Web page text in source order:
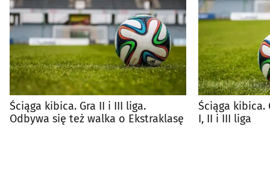
Ściąga kibica. Gra II i III liga.
Odbywa się też walka o Ekstraklasę
Ściąga kibica.
I, II i III liga